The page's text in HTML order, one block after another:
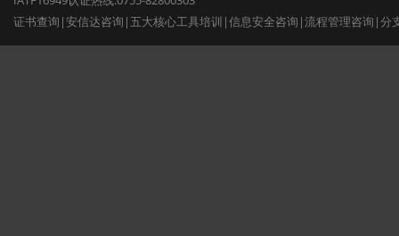
证书查询 |安信达咨询 | 五大核心工具培训 |信息安全咨询 |流程管理咨询 |分